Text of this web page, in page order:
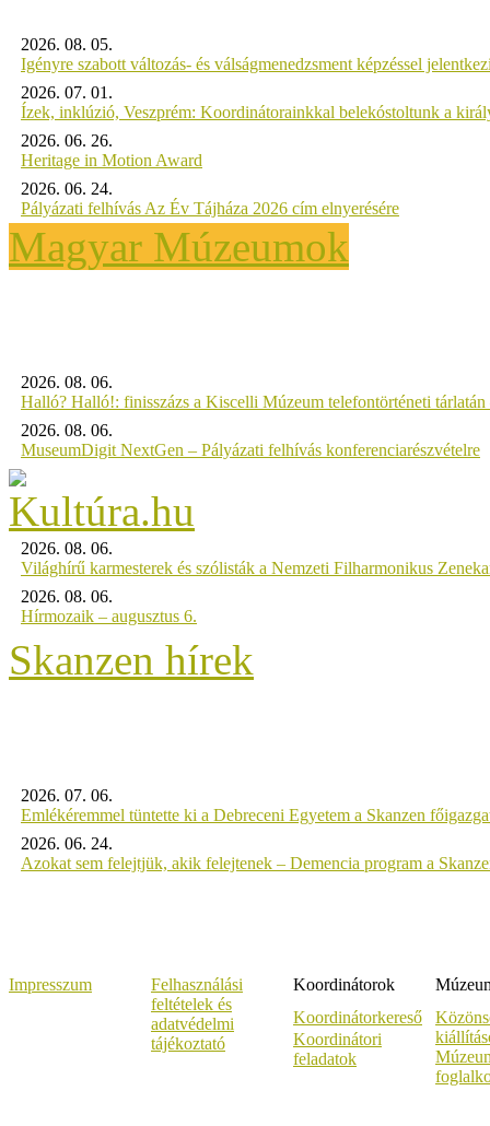
2026. 08. 05.
Igényre szabott változás- és válságmenedzsment képzéssel
2026. 07. 01.
Ízek, inklúzió, Veszprém: Koordinátorainkkal belekóstoltunk a
2026. 06. 26.
Heritage in Motion Award
2026. 06. 24.
Pályázati felhívás Az Év Tájháza 2026 cím elnyerésére
Magyar Múzeumok
2026. 08. 06.
Halló? Halló!: finisszázs a Kiscelli Múzeum telefontörténeti tárlatán
2026. 08. 06.
MuseumDigit NextGen – Pályázati felhívás konferenciarészvételre
2026. 08. 06.
Világhírű karmesterek és szólisták a Nemzeti Filharmonikus
2026. 08. 06.
Hírmozaik – augusztus 6.
Skanzen hírek
2026. 07. 06.
Emlékéremmel tüntette ki a Debreceni Egyetem a Skanzen
2026. 06. 24.
Azokat sem felejtjük, akik felejtenek – Demencia program a
Impresszum
Felhasználási
feltételek és
adatvédelmi
tájékoztató
Koordinátorok
Koordinátorkereső
Koordinátori
feladatok